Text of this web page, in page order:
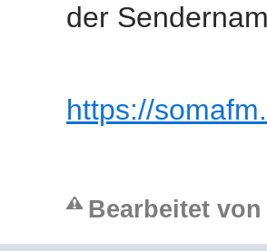
der
https://
Bearbeitet von